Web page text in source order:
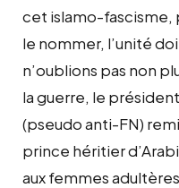
cet islamo-fascisme,
le nommer, l’unité
n’oublions pas non
la guerre, le
(pseudoanti-FN)
prince héritier
aux femmes